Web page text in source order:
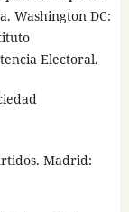
Washington DC:
Electoral.
Madrid: